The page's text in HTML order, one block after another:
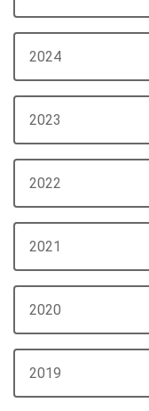
2024
2023
2022
2021
2020
2019